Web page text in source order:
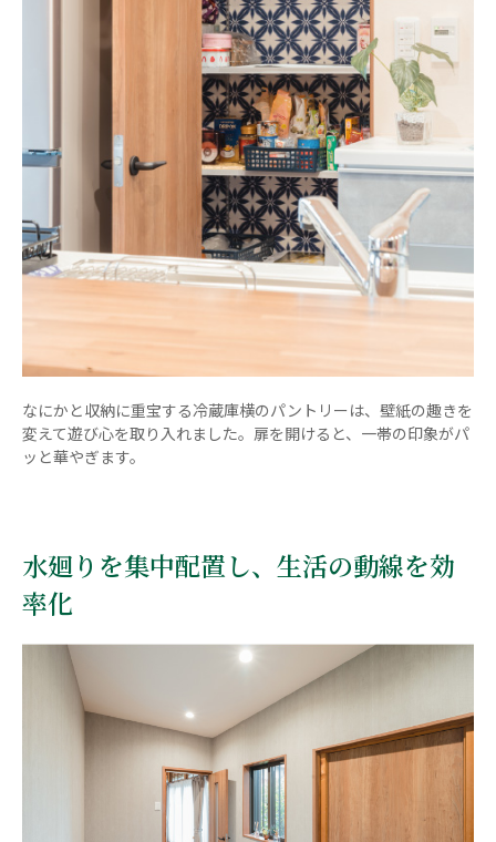
なにかと収納に重宝する冷蔵庫横のパントリーは、壁紙の趣きを
変えて遊び心を取り入れました。扉を開けると、一帯の印象がパ
ッと華やぎます。
水廻りを集中配置し、生活の動線を効
率化